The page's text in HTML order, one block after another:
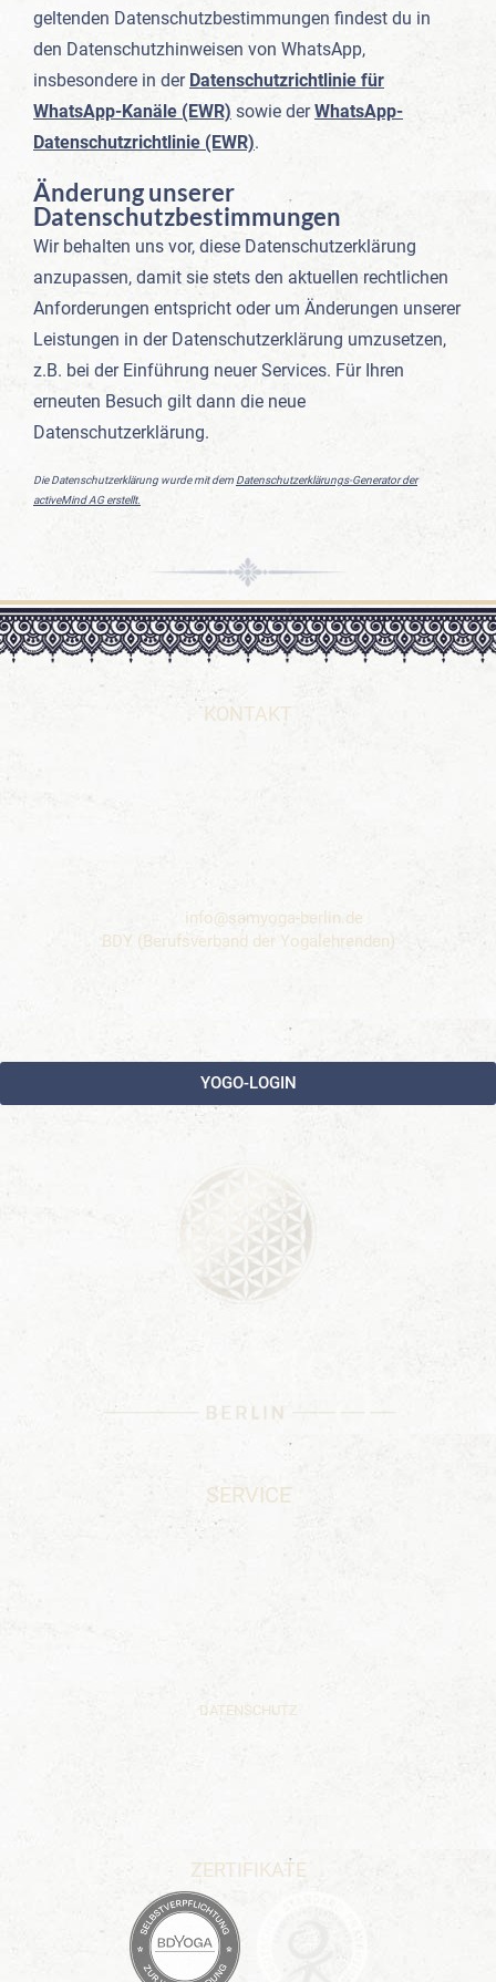
geltenden Datenschutzbestimmungen findest du in
den Datenschutzhinweisen von WhatsApp,
insbesondere in der Datenschutzrichtlinie für
WhatsApp-Kanäle (EWR) sowie derWhatsApp-
Datenschutzrichtlinie (EWR).
Änderung unserer
Datenschutzbestimmungen
Wir behalten uns vor, diese Datenschutzerklärung
anzupassen, damit sie stets den aktuellen rechtlichen
Anforderungen entspricht oder um Änderungen unserer
Leistungen in der Datenschutzerklärung umzusetzen,
z.B. bei der Einführung neuer Services. Für Ihren
erneuten Besuch gilt dann die neue
Datenschutzerklärung.
Die Datenschutzerklärung wurde mit dem Datenschutzerklärungs-Generator der
activeMind AG erstellt.
KONTAKT
info@samyoga-berlin.de
BDY (Berufsverband der Yogalehrenden)
YOGO-LOGIN
SERVICE
DATENSCHUTZ
ZERTIFIKATE